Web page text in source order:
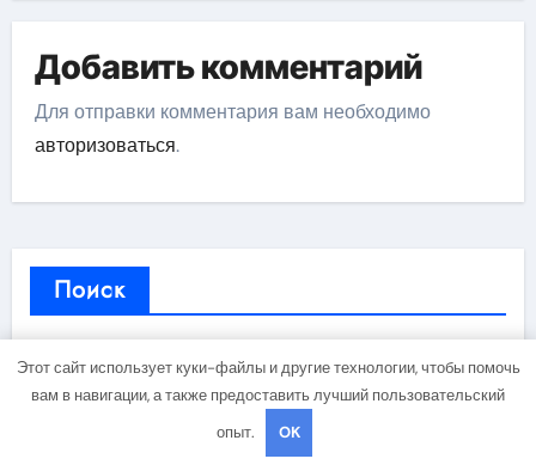
Добавить комментарий
Для отправки комментария вам необходимо
авторизоваться.
Поиск
Поиск
Этот сайт использует куки-файлы и другие технологии, чтобы помочь
вам в навигации, а также предоставить лучший пользовательский
опыт.
OK